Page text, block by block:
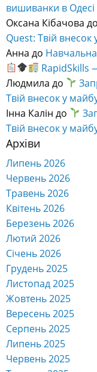
вишиванки в
Оксана Кібачова до
Quest: Твій внесок
Анна до
RapidSkills
Людмила до
Твій внесок у
Інна Калін до
Твій внесок у
Архіви
Липень 2026
Червень 2026
Травень 2026
Квітень 2026
Березень 2026
Лютий 2026
Січень 2026
Грудень 2025
Листопад 2025
Жовтень 2025
Вересень 2025
Серпень 2025
Липень 2025
Червень 2025